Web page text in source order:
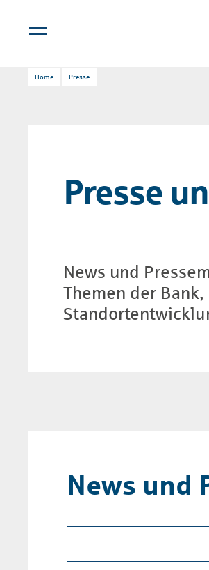
Home Presse
Presse
News und
Themen der
News und